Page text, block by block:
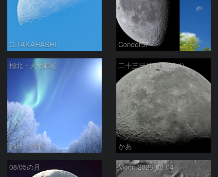
O.TAKAHASHI Condor57
極北・天地輝彩
駒沢 満晴
二十三日月(月齢21.4)
かあ
08/05の月 Moon 2026-08-04